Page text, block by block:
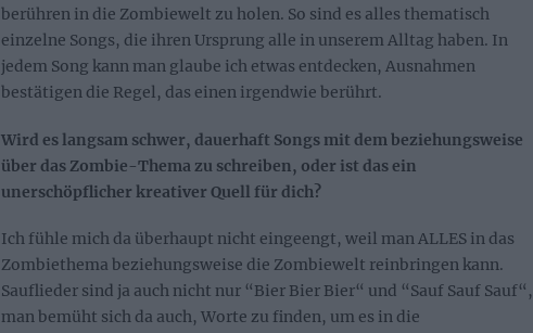
berühren in die Zombiewelt zu holen. So sind es alles thematisch
einzelne Songs, die ihren Ursprung alle in unserem Alltag haben. In
jedem Song kann man glaube ich etwas entdecken, Ausnahmen
bestätigen die Regel, das einen irgendwie berührt.
Wird es langsam schwer, dauerhaft Songs mit dem beziehungsweise
über das Zombie-Thema zu schreiben, oder ist das ein
unerschöpflicher kreativer Quell für dich?
Ich fühle mich da überhaupt nicht eingeengt, weil man ALLES in das
Zombiethema beziehungsweise die Zombiewelt reinbringen kann.
Sauflieder sind ja auch nicht nur “Bier Bier Bier“ und “Sauf Sauf Sauf“,
man bemüht sich da auch, Worte zu finden, um es in die